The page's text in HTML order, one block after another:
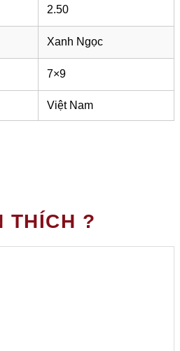
2.50
Xanh Ngọc
7×9
Việt Nam
THÍCH ?